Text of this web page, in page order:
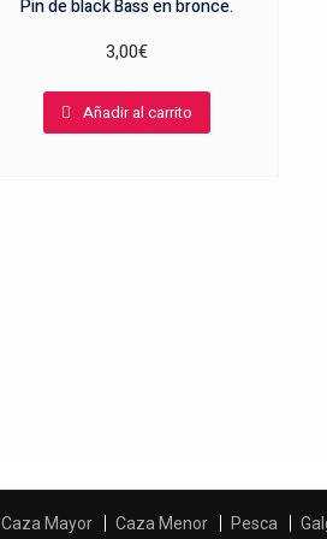
Pin de black Bass en bronce.
3,00€
Añadir al carrito
Caza Mayor Caza Menor Pesca